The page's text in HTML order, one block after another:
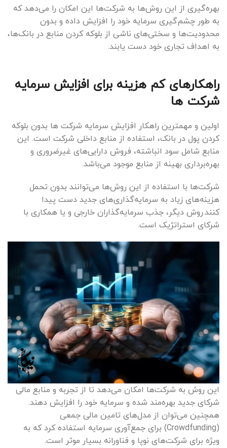
بهره‌گیری از این روش‌ها به شرکت‌ها این امکان را می‌دهد که
به طور چشم‌گیری سرمایه خود را افزایش داده و بدون
محدودیت‌ها و سختی‌های ناشی از بلوکه کردن منابع در بانک‌ها،
به اهداف تجاری خود دست یابند.
راهکارهای کم هزینه برای افزایش سرمایه
شرکت ها
اولین و مهمترین راهکار افزایش سرمایه شرکت ها بدون بلوکه
کردن پول در بانک، استفاده از منابع داخلی شرکت است. این
منابع شامل سود انباشته، فروش دارایی‌های غیرضروری و
بهره‌برداری بهینه از منابع موجود می‌باشد.
شرکت‌ها با استفاده از این روش‌ها می‌توانند بدون تحمل
هزینه‌های زیاد به سرمایه‌گذاری‌های جدید دست پیدا
کنند.روش دیگر، جذب سرمایه‌گذاران خارجی و یا همکاری با
شرکای استراتژیک است.
این روش به شرکت‌ها امکان می‌دهد تا از تجربه و منابع مالی
شرکای جدید بهره‌مند شده و سرمایه خود را افزایش دهند.
همچنین می‌توان از مدل‌های تامین مالی جمعی
(Crowdfunding) برای جمع‌آوری سرمایه استفاده کرد که به
ویژه برای شرکت‌های نوپا و فناورانه بسیار موثر است.